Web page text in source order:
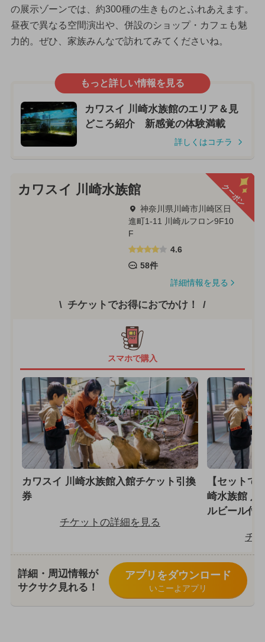
の展示ゾーンでは、約300種の生きものとふれあえます。
昼夜で異なる空間演出や、併設のショップ・カフェも魅
力的。ぜひ、家族みんなで訪れてみてくださいね。
もっと詳しい情報を見る
カワスイ 川崎水族館のエリア＆見
どころ紹介 新感覚の体験満載
詳しくはコチラ
クーポン
カワスイ 川崎水族館
神奈川県川崎市川崎区日
進町1-11 川崎ルフロン9F10
F
4.6
58件
詳細情報を見る
チケットでお得におでかけ！
スマホで購入
カワスイ 川崎水族館入館チケット引換
券
チケットの詳細を見る
【セットで
崎⽔族館 入
ルビール付
チ
詳細・周辺情報が
サクサク見れる！
アプリをダウンロード
いこーよアプリ